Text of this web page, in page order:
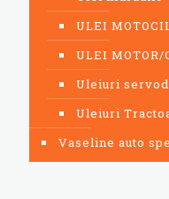
ULEI
ULEI
Uleiuri
Uleiuri
Vaseline auto